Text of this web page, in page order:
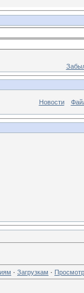
Новости
· Загрузкам ·